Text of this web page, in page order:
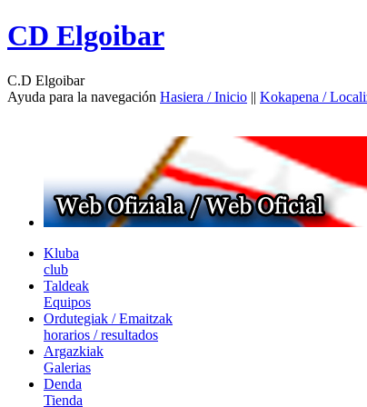
CD Elgoibar
C.D Elgoibar
Ayuda para la navegación Hasiera / Inicio || Kokapena /
Kluba
club
Taldeak
Equipos
Ordutegiak / Emaitzak
horarios / resultados
Argazkiak
Galerias
Denda
Tienda